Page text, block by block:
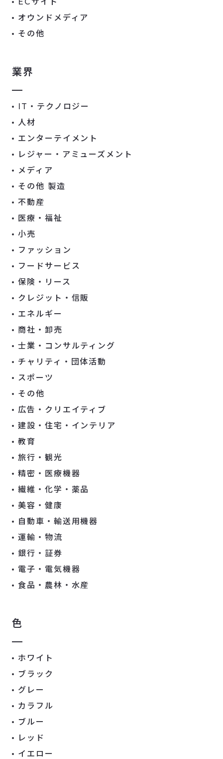
オウンドメディア
その他
業界
IT・テクノロジー
人材
エンターテイメント
レジャー・アミューズメント
メディア
その他 製造
不動産
医療・福祉
小売
ファッション
フードサービス
保険・リース
クレジット・信販
エネルギー
商社・卸売
士業・コンサルティング
チャリティ・団体活動
スポーツ
その他
広告・クリエイティブ
建設・住宅・インテリア
教育
旅行・観光
精密・医療機器
繊維・化学・薬品
美容・健康
自動車・輸送用機器
運輸・物流
銀行・証券
電子・電気機器
食品・農林・水産
色
ホワイト
ブラック
グレー
カラフル
ブルー
レッド
イエロー